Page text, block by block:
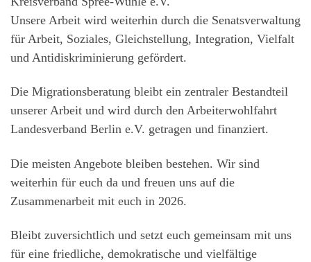
Unsere Arbeit wird weiterhin durch die Senatsverwaltung
für Arbeit, Soziales, Gleichstellung, Integration, Vielfalt
und Antidiskriminierung gefördert.
Die Migrationsberatung bleibt ein zentraler Bestandteil
unserer Arbeit und wird durch den Arbeiterwohlfahrt
Landesverband Berlin e.V. getragen und finanziert.
Die meisten Angebote bleiben bestehen. Wir sind
weiterhin für euch da und freuen uns auf die
Zusammenarbeit mit euch in 2026.
Bleibt zuversichtlich und setzt euch gemeinsam mit uns
für eine friedliche, demokratische und vielfältige